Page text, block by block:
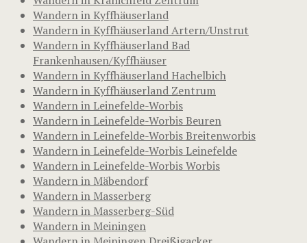
Wandern in Kyffhäuserland
Wandern in Kyffhäuserland Artern/Unstrut
Wandern in Kyffhäuserland Bad
Frankenhausen/Kyffhäuser
Wandern in Kyffhäuserland Hachelbich
Wandern in Kyffhäuserland Zentrum
Wandern in Leinefelde-Worbis
Wandern in Leinefelde-Worbis Beuren
Wandern in Leinefelde-Worbis Breitenworbis
Wandern in Leinefelde-Worbis Leinefelde
Wandern in Leinefelde-Worbis Worbis
Wandern in Mäbendorf
Wandern in Masserberg
Wandern in Masserberg-Süd
Wandern in Meiningen